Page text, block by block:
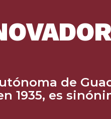
de
1935, es